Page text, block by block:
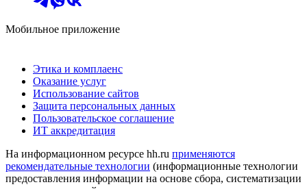
Мобильное приложение
Этика и комплаенс
Оказание услуг
Использование сайтов
Защита персональных данных
Пользовательское соглашение
ИТ аккредитация
На информационном ресурсе hh.ru применяются
рекомендательные технологии (информационные технологии
предоставления информации на основе сбора, систематизации